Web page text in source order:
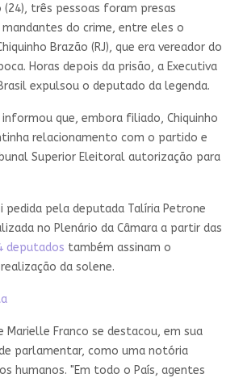
três pessoas foram presas
mandantes do crime, entre eles o
Brazão (RJ), que era vereador do
Horas depois da prisão, a Executiva
expulsou o deputado da legenda.
que, embora filiado, Chiquinho
relacionamento com o partido e
Superior Eleitoral autorização para
pedida pela deputada Talíria Petrone
no Plenário da Câmara a partir das
deputados também assinam o
da solene.
Marielle Franco se destacou, em sua
parlamentar, como uma notória
humanos. "Em todo o País, agentes